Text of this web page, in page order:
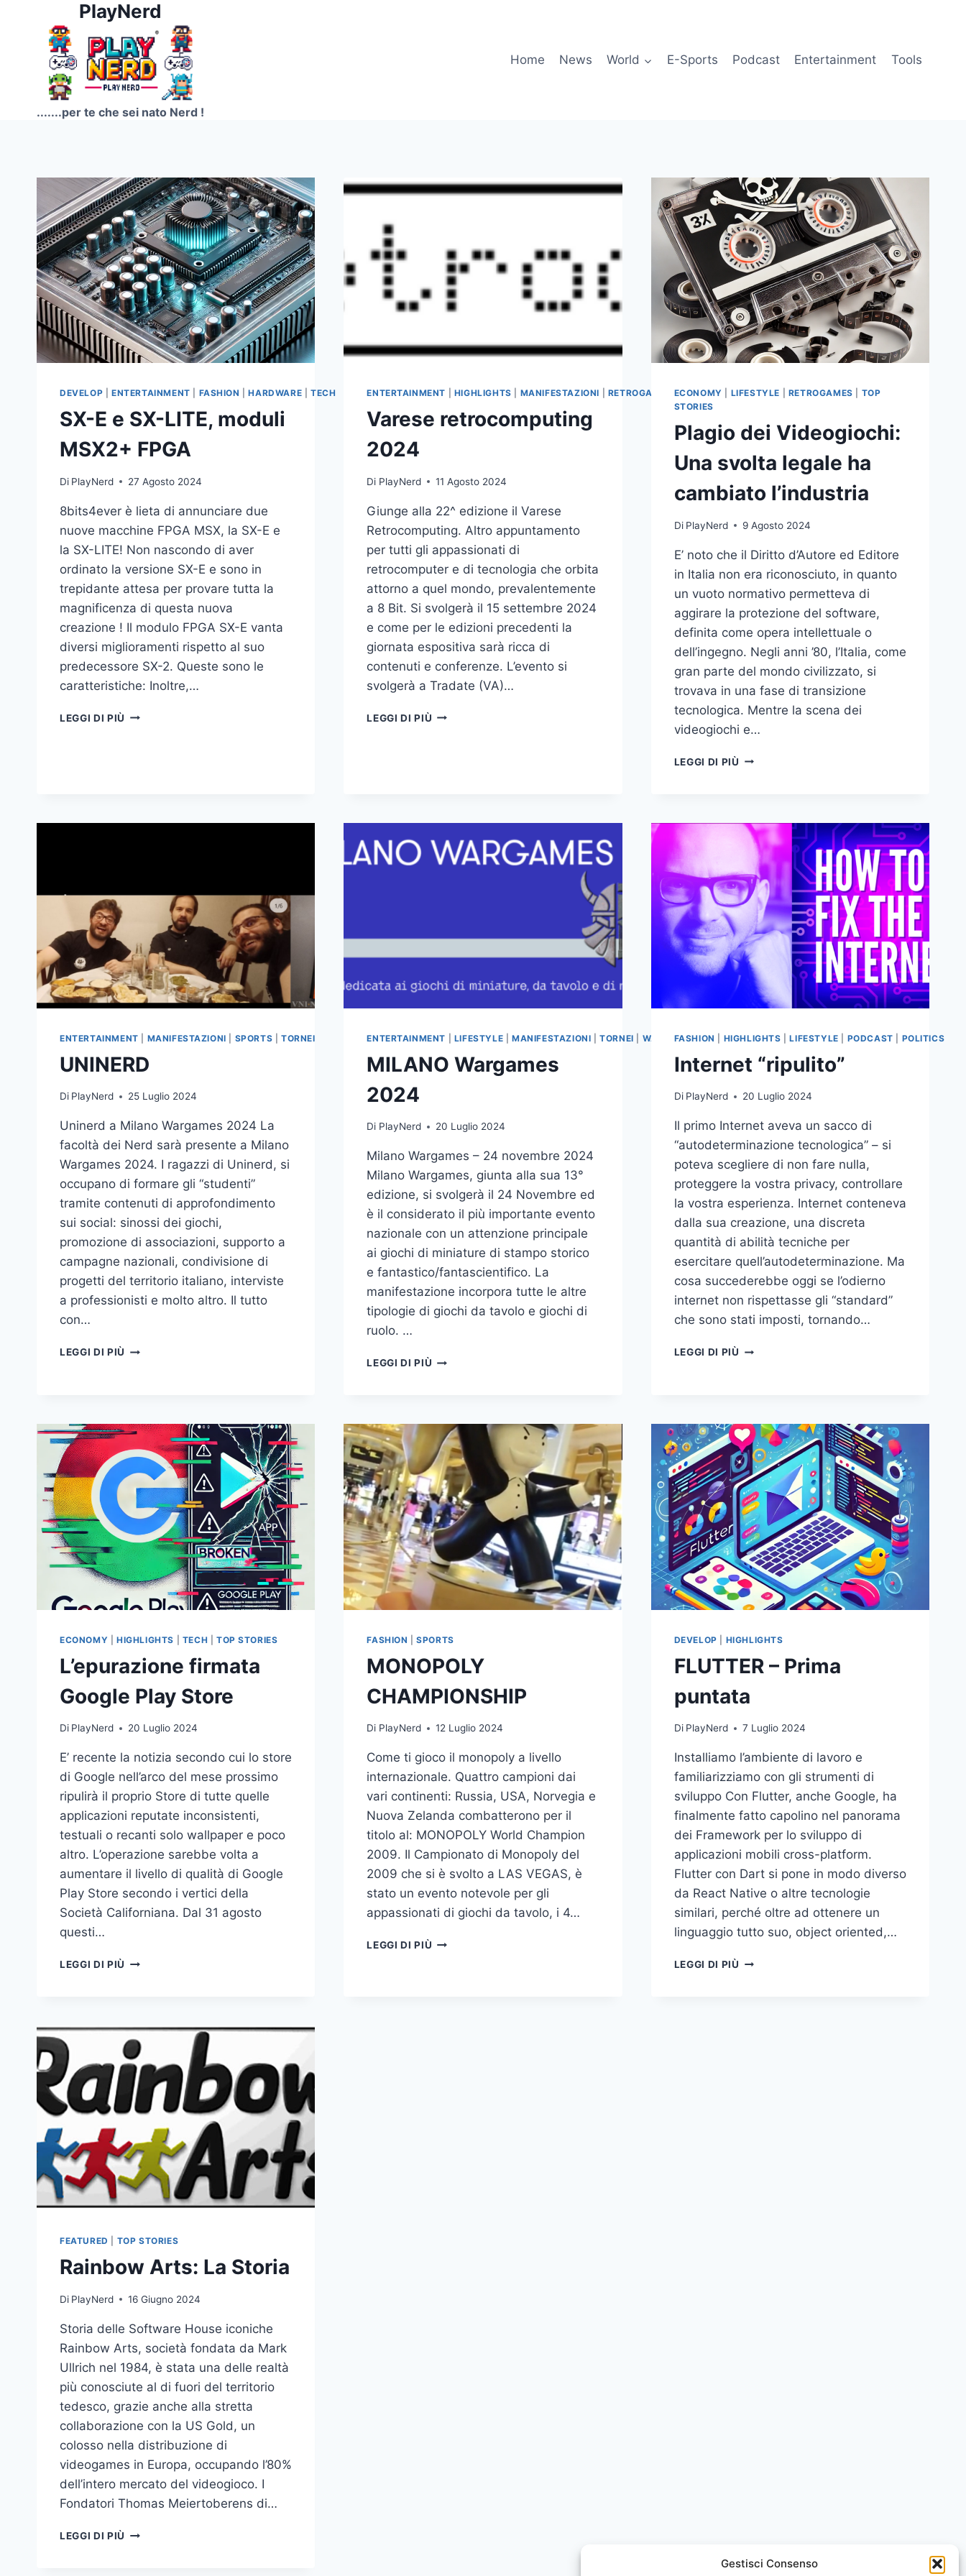
Gestisci Consenso
contenuto
PlayNerd
.......per te che sei nato Nerd !
Home News World E-Sports Podcast Entertainment Tools
DEVELOP ENTERTAINMENT FASHION |HARDWARE |TECH
SX-E e SX-LITE, moduli
MSX2+ FPGA
Di PlayNerd 27 Agosto 2024
8bits4ever è lieta di annunciare due
nuove macchine FPGA MSX, la SX-E e
la SX-LITE! Non nascondo di aver
ordinato la versione SX-E e sono in
trepidante attesa per provare tutta la
magnificenza di questa nuova
creazione ! Il modulo FPGA SX-E vanta
diversi miglioramenti rispetto al suo
predecessore SX-2. Queste sono le
caratteristiche: Inoltre,…
LEGGI DI PIÙ SX-
ENTERTAINMENT HIGHLIGHTS MANIFESTAZIONI RETROGAMES
Varese retrocomputing
2024
Di PlayNerd 11 Agosto 2024
Giunge alla 22^ edizione il Varese
Retrocomputing. Altro appuntamento
per tutti gli appassionati di
retrocomputer e di tecnologia che orbita
attorno a quel mondo, prevalentemente
a 8 Bit. Si svolgerà il 15 settembre 2024
e come per le edizioni precedenti la
giornata espositiva sarà ricca di
contenuti e conferenze. L’evento si
svolgerà a Tradate (VA)…
LEGGI DI PIÙ VARESE
ECONOMY LIFESTYLE RETROGAMES
TOP
STORIES
Plagio dei Videogiochi:
Una svolta legale ha
cambiato l’industria
Di PlayNerd 9 Agosto 2024
E’ noto che il Diritto d’Autore ed Editore
in Italia non era riconosciuto, in quanto
un vuoto normativo permetteva di
aggirare la protezione del software,
definita come opera intellettuale o
dell’ingegno. Negli anni ’80, l’Italia, come
gran parte del mondo civilizzato, si
trovava in una fase di transizione
tecnologica. Mentre la scena dei
videogiochi e…
LEGGI DI PIÙ PLAGIO
LEGALE
CAMBIATO
L’INDUSTRIA
ENTERTAINMENT MANIFESTAZIONI SPORTS |TORNEI
UNINERD
Di PlayNerd 25 Luglio 2024
Uninerd a Milano Wargames 2024 La
facoltà dei Nerd sarà presente a Milano
Wargames 2024. I ragazzi di Uninerd, si
occupano di formare gli “studenti”
tramite contenuti di approfondimento
sui social: sinossi dei giochi,
promozione di associazioni, supporto a
campagne nazionali, condivisione di
progetti del territorio italiano, interviste
a professionisti e molto altro. Il tutto
con…
LEGGI DI PIÙ UNINERD
ENTERTAINMENT LIFESTYLE |MANIFESTAZIONI |TORNEI WARGAMES|WORLD
MILANO Wargames
2024
Di PlayNerd 20 Luglio 2024
Milano Wargames – 24 novembre 2024
Milano Wargames, giunta alla sua 13°
edizione, si svolgerà il 24 Novembre ed
è il considerato il più importante evento
nazionale con un attenzione principale
ai giochi di miniature di stampo storico
e fantastico/fantascientifico. La
manifestazione incorpora tutte le altre
tipologie di giochi da tavolo e giochi di
ruolo. …
LEGGI DI PIÙ MILANO
FASHION HIGHLIGHTS |LIFESTYLE PODCAST POLITICS
Internet “ripulito”
Di PlayNerd 20 Luglio 2024
Il primo Internet aveva un sacco di
“autodeterminazione tecnologica” – si
poteva scegliere di non fare nulla,
proteggere la vostra privacy, controllare
la vostra esperienza. Internet conteneva
dalla sua creazione, una discreta
quantità di abilità tecniche per
esercitare quell’autodeterminazione. Ma
cosa succederebbe oggi se l’odierno
internet non rispettasse gli “standard”
che sono stati imposti, tornando…
LEGGI DI PIÙ INTERNET
ECONOMY HIGHLIGHTS TECH TOP STORIES
L’epurazione firmata
Google Play Store
Di PlayNerd 20 Luglio 2024
E’ recente la notizia secondo cui lo store
di Google nell’arco del mese prossimo
ripulirà il proprio Store di tutte quelle
applicazioni reputate inconsistenti,
testuali o recanti solo wallpaper e poco
altro. L’operazione sarebbe volta a
aumentare il livello di qualità di Google
Play Store secondo i vertici della
Società Californiana. Dal 31 agosto
questi…
LEGGI DI PIÙ L’EPURAZIONE
FASHION |SPORTS
MONOPOLY
CHAMPIONSHIP
Di PlayNerd 12 Luglio 2024
Come ti gioco il monopoly a livello
internazionale. Quattro campioni dai
vari continenti: Russia, USA, Norvegia e
Nuova Zelanda combatterono per il
titolo al: MONOPOLY World Champion
2009. Il Campionato di Monopoly del
2009 che si è svolto a LAS VEGAS, è
stato un evento notevole per gli
appassionati di giochi da tavolo, i 4…
LEGGI DI PIÙ MONOPOLY
DEVELOP HIGHLIGHTS
FLUTTER – Prima
puntata
Di PlayNerd 7 Luglio 2024
Installiamo l’ambiente di lavoro e
familiarizziamo con gli strumenti di
sviluppo Con Flutter, anche Google, ha
finalmente fatto capolino nel panorama
dei Framework per lo sviluppo di
applicazioni mobili cross-platform.
Flutter con Dart si pone in modo diverso
da React Native o altre tecnologie
similari, perché oltre ad ottenere un
linguaggio tutto suo, object oriented,…
LEGGI DI PIÙ FLUTTER
FEATURED TOP STORIES
Rainbow Arts: La Storia
Di PlayNerd 16 Giugno 2024
Storia delle Software House iconiche
Rainbow Arts, società fondata da Mark
Ullrich nel 1984, è stata una delle realtà
più conosciute al di fuori del territorio
tedesco, grazie anche alla stretta
collaborazione con la US Gold, un
colosso nella distribuzione di
videogames in Europa, occupando l’80%
dell’intero mercato del videogioco. I
Fondatori Thomas Meiertoberens di…
LEGGI DI PIÙ RAINBOW